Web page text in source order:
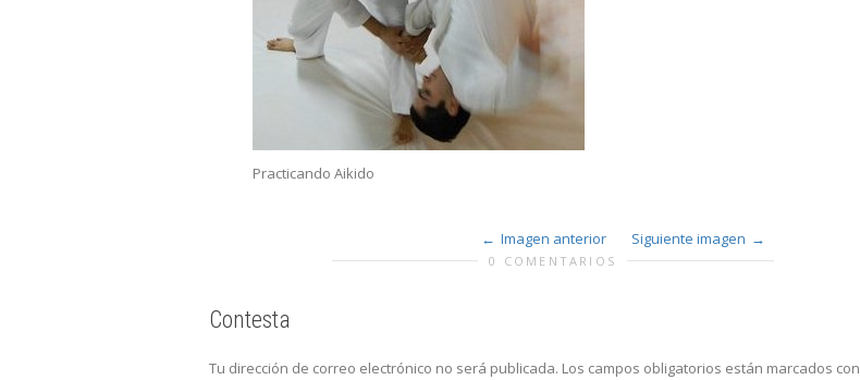
Practicando Aikido
Imagen anterior Siguiente imagen
0 COMENTARIOS
Contesta
Tu dirección de correo electrónico no será publicada. Los campos obligatorios están marcados con